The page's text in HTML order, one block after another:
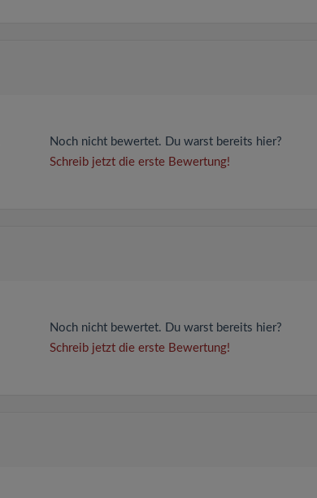
Noch nicht bewertet. Du warst bereits hier?
Schreib jetzt die erste Bewertung!
Noch nicht bewertet. Du warst bereits hier?
Schreib jetzt die erste Bewertung!